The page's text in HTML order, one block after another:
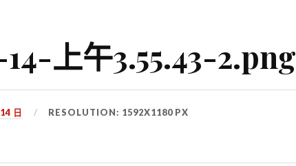
上午3.55.43-2.png
日 RESOLUTION: 1592X1180 PX